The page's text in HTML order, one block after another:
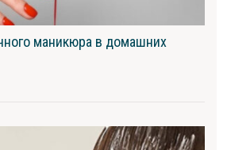
маникюра в домашних